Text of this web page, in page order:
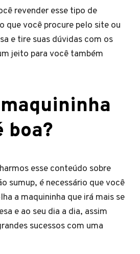
revender esse tipo de
que você procure pelo site ou
e tire suas dúvidas com os
jeito para você também
boa?
esse conteúdo sobre
sumup, é necessário que você
a maquininha que irá mais se
e ao seu dia a dia, assim
sucessos com uma